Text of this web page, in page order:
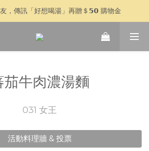
閃 𝟳 天｜全館 $𝟴𝟴𝟴 全家超取免運
，傳訊「好想喝湯」再贈＄𝟱𝟬 購物金
閃 𝟳 天｜全館 $𝟴𝟴𝟴 全家超取免運
茄牛肉濃湯麵
031 女王
活動料理牆 & 投票